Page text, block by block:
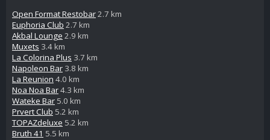
Open Format Restobar2.7 km
Euphoria Club 2.7 km
Akbal Lounge 2.9 km
Muxets 3.4 km
La Colorina Plus 3.7 km
Napoleon Bar 3.8 km
La Reunion 4.0 km
Noa Noa Bar4.3 km
Wateke Bar 5.0 km
Prvert Club 5.2 km
TOPAZdeluxe 5.2 km
Bruth 41 5.5 km